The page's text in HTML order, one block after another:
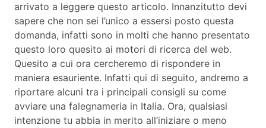
arrivato a leggere questo articolo. Innanzitutto devi
sapere che non sei l’unico a essersi posto questa
domanda, infatti sono in molti che hanno presentato
questo loro quesito ai motori di ricerca del web.
Quesito a cui ora cercheremo di rispondere in
maniera esauriente. Infatti qui di seguito, andremo a
riportare alcuni tra i principali consigli su come
avviare una falegnameria in Italia. Ora, qualsiasi
intenzione tu abbia in merito all’iniziare o meno